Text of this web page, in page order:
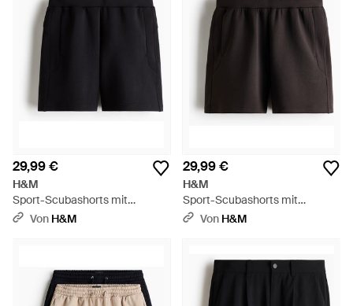
29,99 €
H&M
Sport-Scubashorts mit
DryMove - Schwarz
Von H&M
29,99 €
H&M
Sport-Scubashorts mit
DryMove - Schwarz
Von H&M